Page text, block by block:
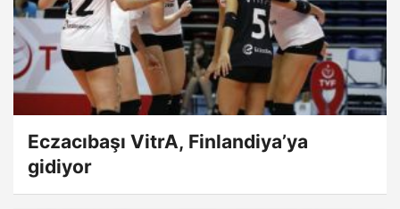
Eczacıbaşı VitrA, Finlandiya’ya
gidiyor